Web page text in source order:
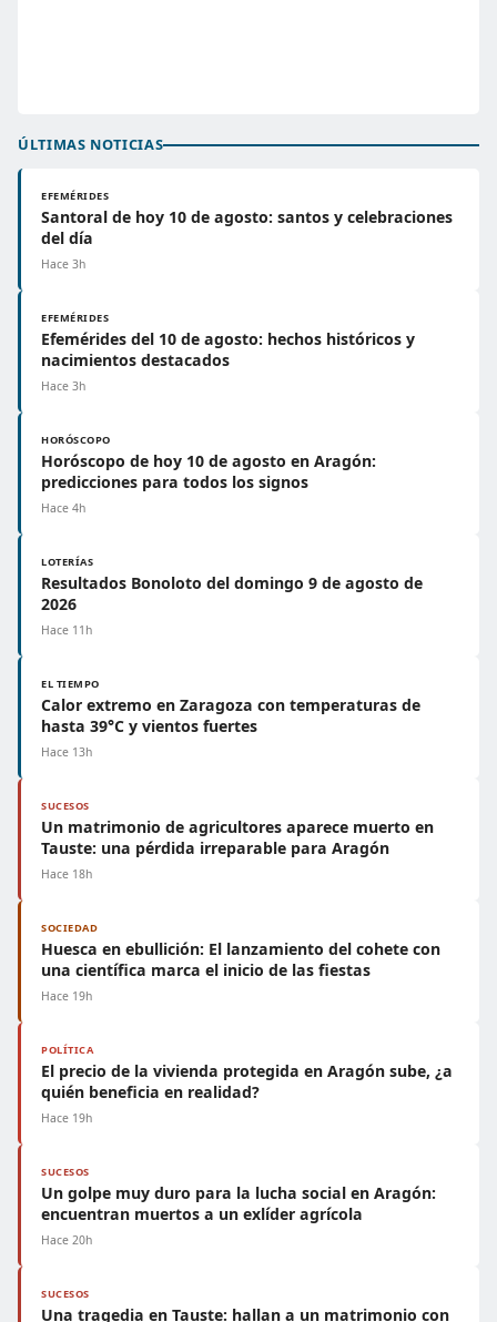
ÚLTIMAS NOTICIAS
EFEMÉRIDES
Santoral de hoy 10 de agosto: santos y celebraciones
del día
Hace 3h
EFEMÉRIDES
Efemérides del 10 de agosto: hechos históricos y
nacimientos destacados
Hace 3h
HORÓSCOPO
Horóscopo de hoy 10 de agosto en Aragón:
predicciones para todos los signos
Hace 4h
LOTERÍAS
Resultados Bonoloto del domingo 9 de agosto de
2026
Hace 11h
EL TIEMPO
Calor extremo en Zaragoza con temperaturas de
hasta 39°C y vientos fuertes
Hace 13h
SUCESOS
Un matrimonio de agricultores aparece muerto en
Tauste: una pérdida irreparable para Aragón
Hace 18h
SOCIEDAD
Huesca en ebullición: El lanzamiento del cohete con
una científica marca el inicio de las fiestas
Hace 19h
POLÍTICA
El precio de la vivienda protegida en Aragón sube, ¿a
quién beneficia en realidad?
Hace 19h
SUCESOS
Un golpe muy duro para la lucha social en Aragón:
encuentran muertos a un exlíder agrícola
Hace 20h
SUCESOS
Una tragedia en Tauste: hallan a un matrimonio con